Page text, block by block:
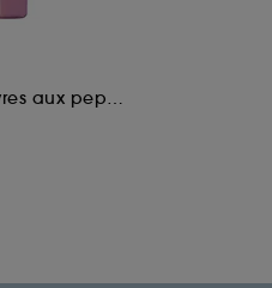
Soin pour les lèvres aux peptides